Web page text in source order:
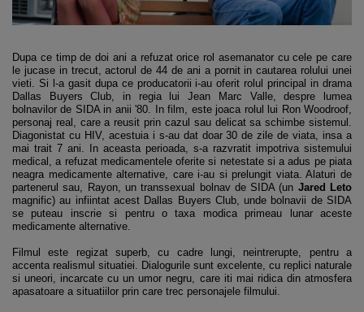
Dupa ce timp de doi ani a refuzat orice rol asemanator cu cele pe care
le jucase in trecut, actorul de 44 de ani a pornit in cautarea rolului unei
vieti. Si l-a gasit dupa ce producatorii i-au oferit rolul principal in drama
Dallas Buyers Club, in regia lui Jean Marc Valle, despre lumea
bolnavilor de SIDA in anii '80. In film, este joaca rolul lui Ron Woodroof,
personaj real, care a reusit prin cazul sau delicat sa schimbe sistemul.
Diagonistat cu HIV, acestuia i s-au dat doar 30 de zile de viata, insa a
mai trait 7 ani. In aceasta perioada, s-a razvratit impotriva sistemului
medical, a refuzat medicamentele oferite si netestate si a adus pe piata
neagra medicamente alternative, care i-au si prelungit viata. Alaturi de
partenerul sau, Rayon, un transsexual bolnav de SIDA (un Jared Leto
magnific) au infiintat acest Dallas Buyers Club, unde bolnavii de SIDA
se puteau inscrie si pentru o taxa modica primeau lunar aceste
medicamente alternative.
Filmul este regizat superb, cu cadre lungi, neintrerupte, pentru a
accenta realismul situatiei. Dialogurile sunt excelente, cu replici naturale
si uneori, incarcate cu un umor negru, care iti mai ridica din atmosfera
apasatoare a situatiilor prin care trec personajele filmului.